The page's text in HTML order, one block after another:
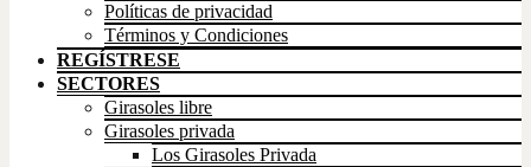
Políticas de privacidad
Términos y Condiciones
REGÍSTRESE
SECTORES
Girasoles libre
Girasoles privada
Los Girasoles Privada